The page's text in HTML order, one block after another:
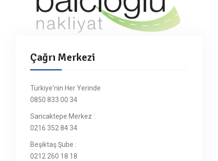
Çağrı Merkezi
Türkiye'nin Her Yerinde
0850 833 00 34
Sancaktepe Merkez :
0216 352 84 34
Beşiktaş Şube :
0212 260 18 18